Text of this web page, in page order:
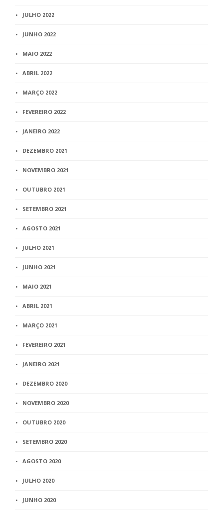
JULHO 2022
JUNHO 2022
MAIO 2022
ABRIL 2022
MARÇO 2022
FEVEREIRO 2022
JANEIRO 2022
DEZEMBRO 2021
NOVEMBRO 2021
OUTUBRO 2021
SETEMBRO 2021
AGOSTO 2021
JULHO 2021
JUNHO 2021
MAIO 2021
ABRIL 2021
MARÇO 2021
FEVEREIRO 2021
JANEIRO 2021
DEZEMBRO 2020
NOVEMBRO 2020
OUTUBRO 2020
SETEMBRO 2020
AGOSTO 2020
JULHO 2020
JUNHO 2020